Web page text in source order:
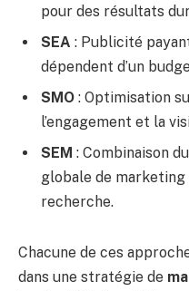
pour des résultats
SEA : Publicité
dépendent d’un
SMO : Optimisation
l’engagement et la
SEM : Combinaison
globale de
recherche.
Chacune de ces
dans une stratégie de